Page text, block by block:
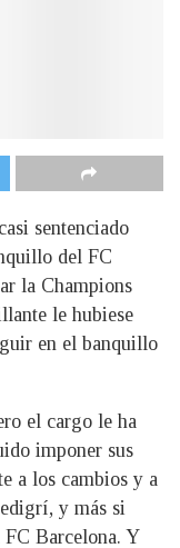
sentenciado
del FC
la Champions
le hubiese
en el banquillo
el cargo le ha
imponer sus
a los cambios y a
y más si
Barcelona. Y